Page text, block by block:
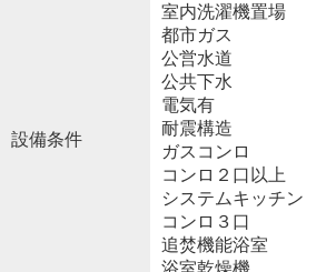
設備条件
室内洗濯機置場
都市ガス
公営水道
公共下水
電気有
耐震構造
ガスコンロ
コンロ２口以上
システムキッチン
コンロ３口
追焚機能浴室
浴室乾燥機